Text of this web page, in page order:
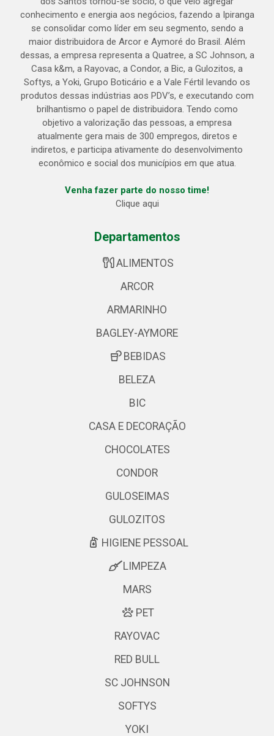
conhecimento e energia aos negócios, fazendo a Ipiranga
se consolidar como líder em seu segmento, sendo a
maior distribuidora de Arcor e Aymoré do Brasil. Além
dessas, a empresa representa a Quatree, a SC Johnson, a
Casa k&m, a Rayovac, a Condor, a Bic, a Gulozitos, a
Softys, a Yoki, Grupo Boticário e a Vale Fértil levando os
produtos dessas indústrias aos PDV’s, e executando com
brilhantismo o papel de distribuidora. Tendo como
objetivo a valorização das pessoas, a empresa
atualmente gera mais de 300 empregos, diretos e
indiretos, e participa ativamente do desenvolvimento
econômico e social dos municípios em que atua.
Venha fazer parte do nosso time!
Clique aqui
Departamentos
ALIMENTOS
ARCOR
ARMARINHO
BAGLEY-AYMORE
BEBIDAS
BELEZA
BIC
CASA E DECORAÇÃO
CHOCOLATES
CONDOR
GULOSEIMAS
GULOZITOS
HIGIENE PESSOAL
LIMPEZA
MARS
PET
RAYOVAC
RED BULL
SC JOHNSON
SOFTYS
YOKI